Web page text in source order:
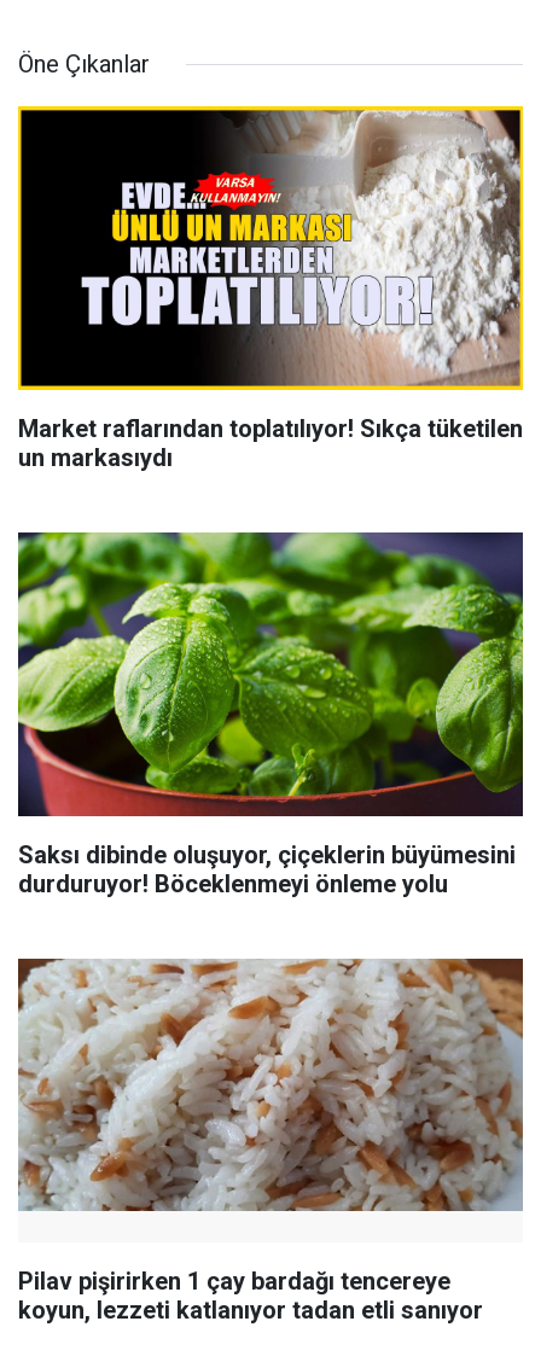
Öne Çıkanlar
Market raflarından toplatılıyor! Sıkça tüketilen
un markasıydı
Saksı dibinde oluşuyor, çiçeklerin büyümesini
durduruyor! Böceklenmeyi önleme yolu
Pilav pişirirken 1 çay bardağı tencereye
koyun, lezzeti katlanıyor tadan etli sanıyor